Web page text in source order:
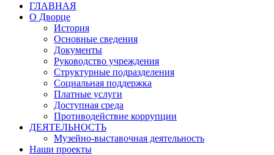
ГЛАВНАЯ
О Дворце
История
Основные сведения
Документы
Руководство учреждения
Структурные подразделения
Социальная поддержка
Платные услуги
Доступная среда
Противодействие коррупции
ДЕЯТЕЛЬНОСТЬ
Музейно-выставочная деятельность
Наши проекты